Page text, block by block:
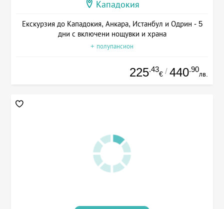
Кападокия
Екскурзия до Кападокия, Анкара, Истанбул и Одрин - 5
дни с включени нощувки и храна
+ полупансион
225.43
€ / 440.90
лв.